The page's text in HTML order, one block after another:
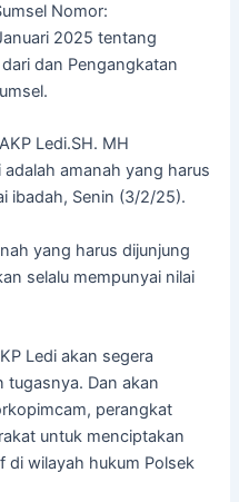
Nomor:
2025 tentang
dan Pengangkatan
Ledi.SH. MH
amanah yang harus
ibadah, Senin (3/2/25).
yang harus dijunjung
selalu mempunyai nilai
Ledi akan segera
tugasnya. Dan akan
perangkat
untuk menciptakan
di wilayah hukum Polsek